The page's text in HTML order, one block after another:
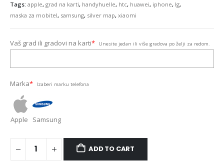
Tags: apple, grad na karti, handyhuelle, htc, huawei, iphone, lg,
maska za mobitel, samsung, silver map, xiaomi
Vaš grad ili gradovi na karti* Unesite jedan ili više gradova po želji za redom.
Marka* Izaberi marku telefona
Apple Samsung
ADD TO CART